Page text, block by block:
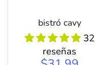
bistró cavy
32
reseñas